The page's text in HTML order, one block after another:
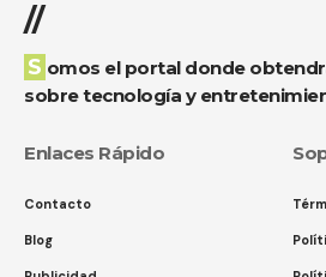
//
Somos el portal donde obtendrás las novedades
sobre tecnología y
Enlaces Rápido
Contacto
Blog